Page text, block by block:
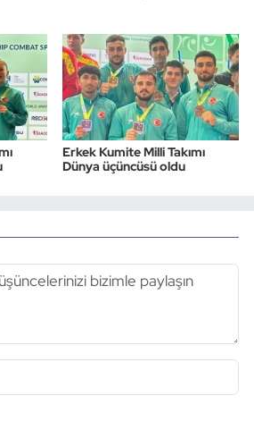
Erkek Kumite Milli Takımı
Dünya üçüncüsü oldu